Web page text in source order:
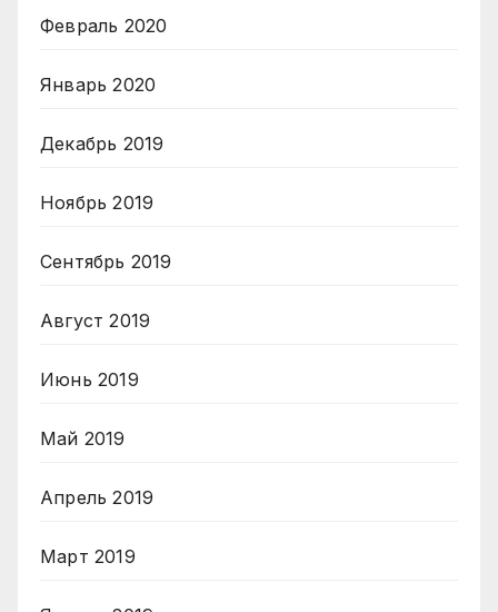
Февраль 2020
Январь 2020
Декабрь 2019
Ноябрь 2019
Сентябрь 2019
Август 2019
Июнь 2019
Май 2019
Апрель 2019
Март 2019